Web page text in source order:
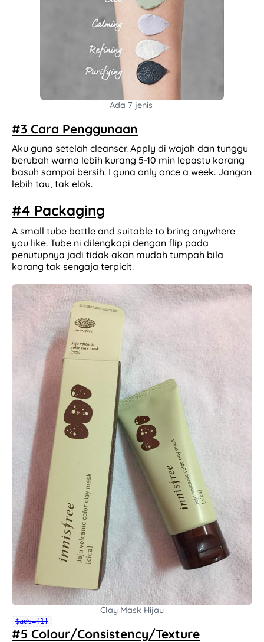
Ada 7 jenis
#3 Cara Penggunaan
Aku guna setelah cleanser. Apply di wajah dan tunggu
berubah warna lebih kurang 5-10 min lepastu korang
basuh sampai bersih. I guna only once a week. Jangan
lebih tau, tak elok.
#4 Packaging
A small tube bottle and suitable to bring anywhere
you like. Tube ni dilengkapi dengan flip pada
penutupnya jadi tidak akan mudah tumpah bila
korang tak sengaja terpicit.
Clay Mask Hijau
$ads={1}
#5 Colour/Consistency/Texture